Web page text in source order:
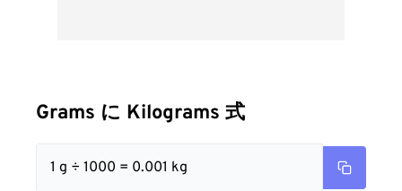
Grams に Kilograms 式
1 g ÷ 1000 = 0.001 kg